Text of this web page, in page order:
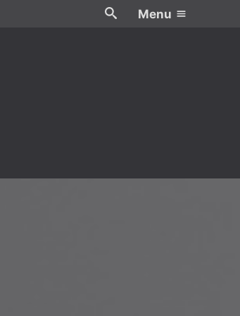
Menu